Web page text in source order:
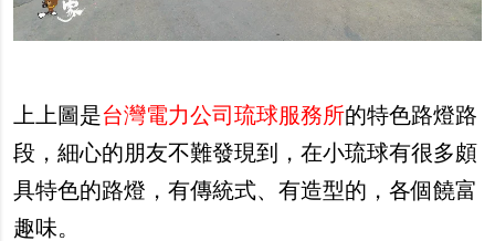
上上圖是台灣電力公司琉球服務所的特色路燈路
段，細心的朋友不難發現到，在小琉球有很多頗
具特色的路燈，有傳統式、有造型的，各個饒富
趣味。